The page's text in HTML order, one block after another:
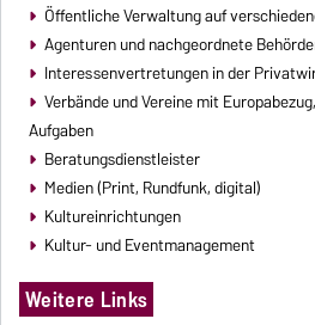
Öffentliche Verwaltung auf
Agenturen und nachgeordnete
Interessenvertretungen in der
Verbände und Vereine mit
Aufgaben
Beratungsdienstleister
Medien (Print, Rundfunk, digital)
Kultureinrichtungen
Kultur- und Eventmanagement
Weitere Links